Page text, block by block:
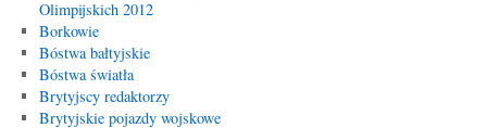
Olimpijskich 2012
Borkowie
Bóstwa bałtyjskie
Bóstwa światła
Brytyjscy redaktorzy
Brytyjskie pojazdy wojskowe